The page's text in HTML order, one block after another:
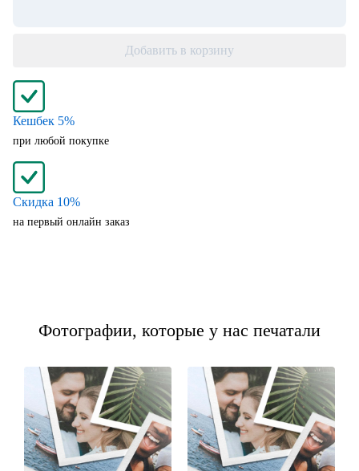
Добавить в корзину
Кешбек 5%
при любой покупке
Скидка 10%
на первый онлайн заказ
Фотографии, которые у нас печатали